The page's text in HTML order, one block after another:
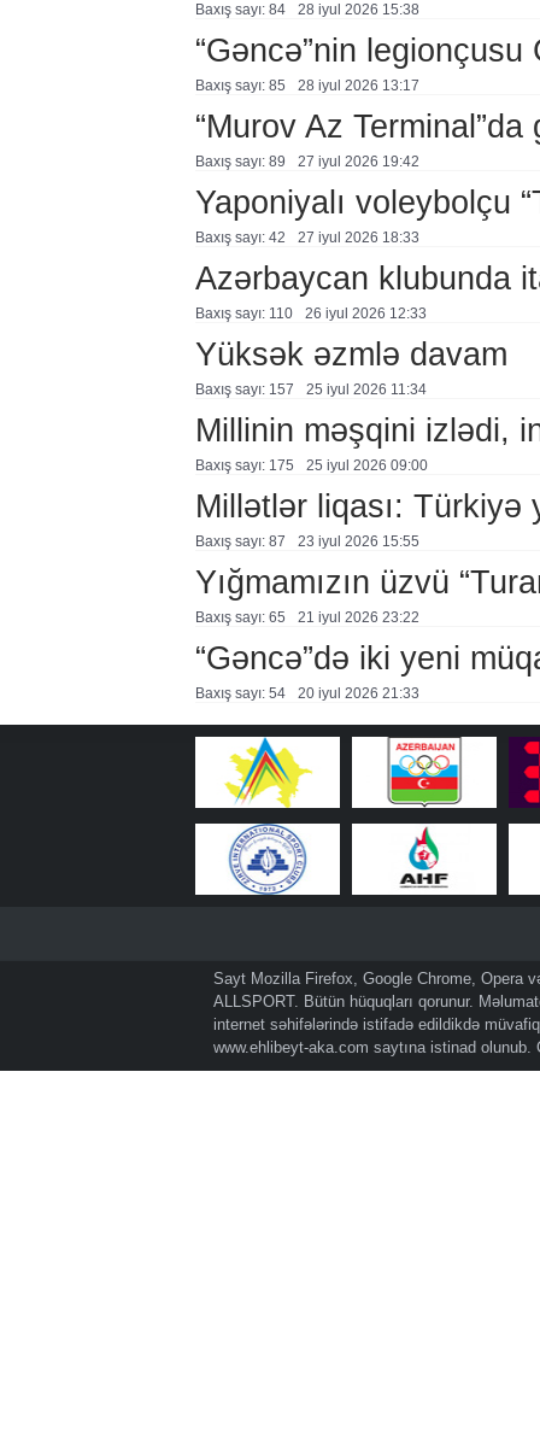
Baxış sayı: 84 28 i̇yul 2026 15:38
“Gəncə”nin
Baxış sayı: 85 28 i̇yul 2026 13:17
“Murov Az
Baxış sayı: 89 27 i̇yul 2026 19:42
Yaponiyalı voleybolçu
Baxış sayı: 42 27 i̇yul 2026 18:33
Azərbaycan klubunda
Baxış sayı: 110 26 i̇yul 2026 12:33
Yüksək əzmlə davam
Baxış sayı: 157 25 i̇yul 2026 11:34
Millinin məşqini izlədi,
Baxış sayı: 175 25 i̇yul 2026 09:00
Millətlər liqası: Türkiyə
Baxış sayı: 87 23 i̇yul 2026 15:55
Yığmamızın üzvü
Baxış sayı: 65 21 i̇yul 2026 23:22
“Gəncə”də iki yeni
Baxış sayı: 54 20 i̇yul 2026 21:33
Sayt Mozilla Firefox, Google Chrome, Opera
ALLSPORT. Bütün hüquqları qorunur.
internet səhifələrində istifadə edildikdə
www.ehlibeyt-aka.com saytına istinad olunub.